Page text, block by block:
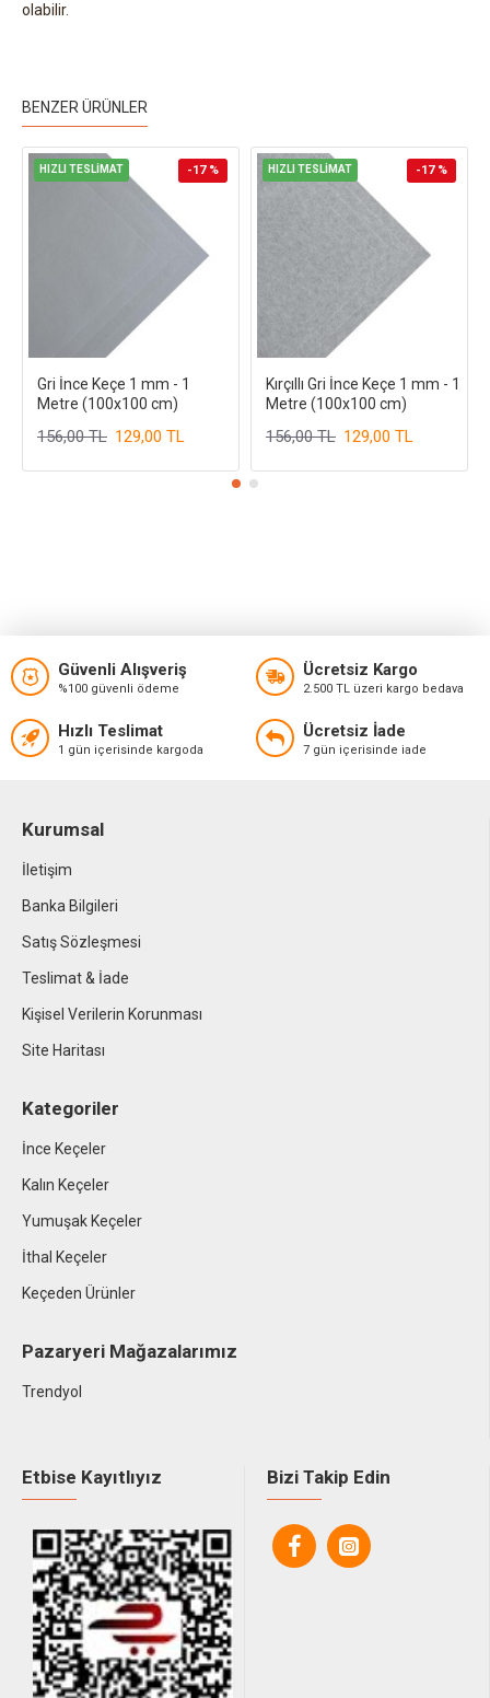
olabilir.
BENZER ÜRÜNLER
HIZLI TESLİMAT -17 %
Gri İnce Keçe 1 mm - 1
Metre (100x100 cm)
129,00 TL
156,00 TL
HIZLI TESLİMAT -17 %
Kırçıllı Gri İnce Keçe 1 mm - 1
Metre (100x100 cm)
129,00 TL
156,00 TL
Güvenli Alışveriş
%100 güvenli ödeme
Ücretsiz Kargo
2.500 TL üzeri kargo bedava
Hızlı Teslimat
1 gün içerisinde kargoda
Ücretsiz İade
7 gün içerisinde iade
Kurumsal
İletişim
Banka Bilgileri
Satış Sözleşmesi
Teslimat & İade
Kişisel Verilerin Korunması
Site Haritası
Kategoriler
İnce Keçeler
Kalın Keçeler
Yumuşak Keçeler
İthal Keçeler
Keçeden Ürünler
Pazaryeri Mağazalarımız
Trendyol
Etbise Kayıtlıyız Bizi Takip Edin